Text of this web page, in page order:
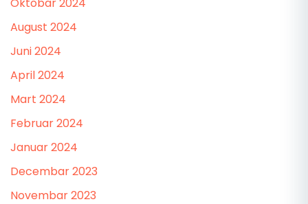
August 2024
Juni 2024
April 2024
Mart 2024
Februar 2024
Januar 2024
Decembar 2023
Novembar 2023